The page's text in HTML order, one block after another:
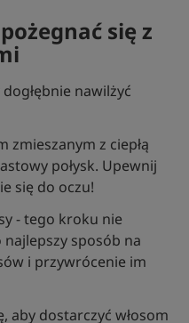
się z
nawilżyć
zmieszanym z ciepłą
połysk. Upewnij
się do oczu!
- tego kroku nie
sposób na
i przywrócenie im
aby dostarczyć włosom